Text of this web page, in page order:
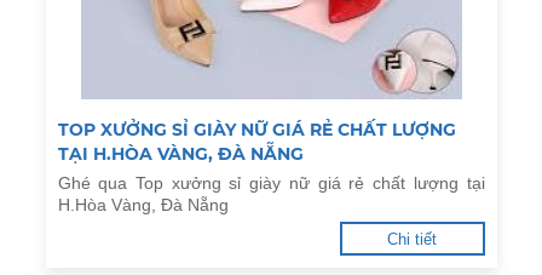
TOP XƯỞNG SỈ GIÀY NỮ GIÁ RẺ CHẤT LƯỢNG
TẠI H.HÒA VÀNG, ĐÀ NẴNG
Ghé qua Top xưởng sỉ giày nữ giá rẻ chất lượng tại
H.Hòa Vàng, Đà Nẵng
Chi tiết